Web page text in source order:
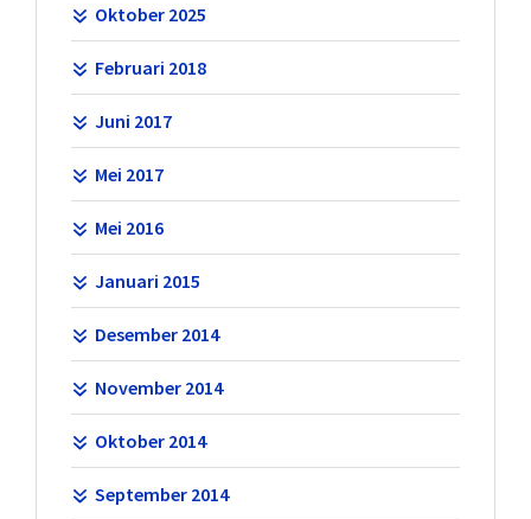
Oktober 2025
Februari 2018
Juni 2017
Mei 2017
Mei 2016
Januari 2015
Desember 2014
November 2014
Oktober 2014
September 2014